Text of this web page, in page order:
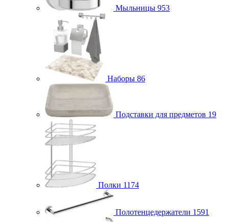
Мыльницы 953
Наборы 86
Подставки для предметов 19
Полки 1174
Полотенцедержатели 1591